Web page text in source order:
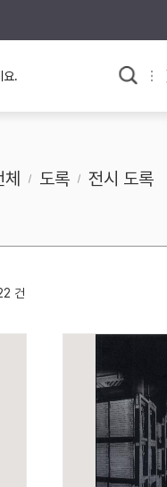
문학으로 본
기
내
AND 정약용
“정조”와 “정약
색
도록 전시 도록
건